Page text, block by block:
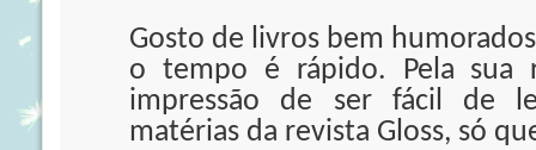
Gosto de livros bem humorados
o tempo é rápido. Pela sua
impressão de ser fácil de
matérias da revista Gloss, só